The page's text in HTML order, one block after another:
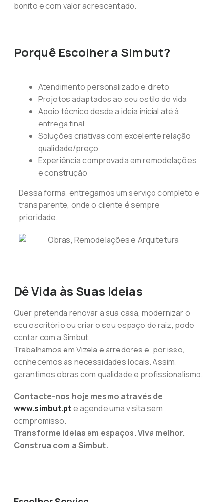
bonito e com valor acrescentado.
Porquê Escolher a Simbut?
Atendimento personalizado e direto
Projetos adaptados ao seu estilo de vida
Apoio técnico desde a ideia inicial até à
entrega final
Soluções criativas com excelente relação
qualidade/preço
Experiência comprovada em remodelações
e construção
Dessa forma, entregamos um serviço completo e
transparente, onde o cliente é sempre
prioridade.
Dê Vida às Suas Ideias
Quer pretenda renovar a sua casa, modernizar o
seu escritório ou criar o seu espaço de raiz, pode
contar com a Simbut.
Trabalhamos em Vizela e arredores e, por isso,
conhecemos as necessidades locais. Assim,
garantimos obras com qualidade e profissionalismo.
Contacte-nos hoje mesmo através de
www.simbut.pte agende uma visita sem
compromisso.
Transforme ideias em espaços. Viva melhor.
Construa com a Simbut.